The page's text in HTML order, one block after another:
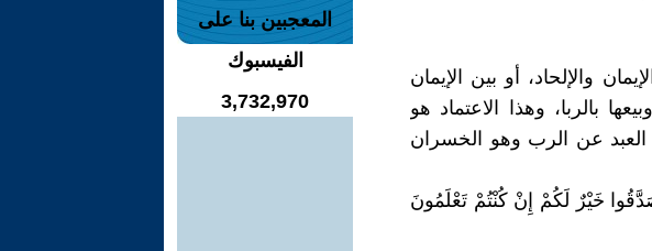
والإلحاد، أو بين الإيمان
بالربا، وهذا الاعتماد هو
العبد عن الرب وهو الخسران
خَيْرٌ لَكُمْ إِنْ كُنْتُمْ تَعْلَمُونَ
المعجبين بنا على
الفيسبوك
3,732,970